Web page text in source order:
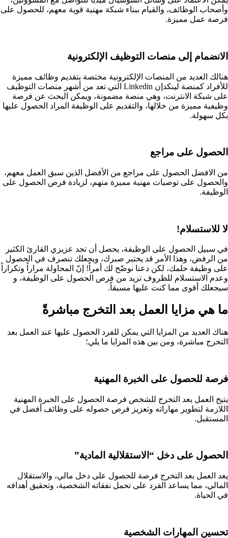
وأصحاب الوظائف، والقيام ببناء شبكة مهنية قوية معهم، للحصول على
فرصة عمل مميزة.
الانضمام إلى منصات التوظيف الإلكترونية
هنالك العديد من المنصات الإلكترونية مختصة بتقديم وظائف مميزة
للأفراد كمنصة لينكدإن Linkedin التي تعد من أشهر منصات التوظيف
على شبكة الانترنت، وهي منصة مضمونة، ويمكن البحث عن فرصة
وظيفية مميزة من خلالها، والتقديم على الوظيفة المراد الحصول عليها
بكل سهولة.
الحصول على مراجع
من الافضل الحصول على مراجع من الأفضل الذين سبق العمل معهم،
والحصول على توصيات مهنية مميزة منهم، لزيادة فرص الحصول على
الوظيفة.
لا للاستسلام!
في سبيل الحصول على الوظيفة، يحصل أن تجد عزيزي القارئ الكثير
من الرفض، وهذا الأمر قد يختبر صبرك، ويجعلك تنصرف في الحصول
على وظيفة حلمك، لكن دعنا نوضّح لك أمراً! إنّ المحاولة مراراً وتكراراً
وعدم الاستسلام للظروف تزيد من فرص الحصول على الوظيفة، و
سيجعلك أقوى مما كنت عليها مسبقاً.
ما هي مزايا العمل بعد التخرج مباشرةً
هناك العديد من المزايا التي يمكن للفرد الحصول عليها عند العمل بعد
التخرج مباشرة، ومن بين هذه المزايا ما يلي؛
فرصة للحصول على الخبرة المهنية
يتيح العمل بعد التخرج للشخص فرصة الحصول على الخبرة المهنية
اللازمة لتطوير مهاراته وتعزيز فرص حصوله على وظائف أفضل في
المستقبل.
الحصول على دخل “الاستقلالية المادية”
يعد العمل بعد التخرج فرصة للحصول على دخل مالي، والاستقلال
المالي، مما يساعد الفرد على تحمل نفقاته الشخصية، وتحقيق أهدافه
في الحياة.
تحسين المهارات الشخصية